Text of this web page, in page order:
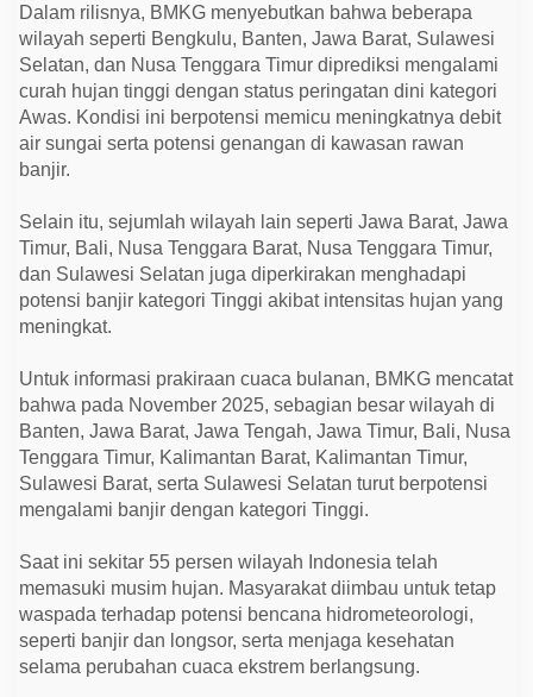
a
n
P
o
t
e
n
s
i
j
i
d
i
u
m
l
h
W
i
l
a
h
I
n
d
o
e
Dalam rilisnya, BMKG menyebutkan bahwa beberapa
wilayah seperti Bengkulu, Banten, Jawa Barat, Sulawesi
Selatan, dan Nusa Tenggara Timur diprediksi mengalami
curah hujan tinggi dengan status peringatan dini kategori
Awas. Kondisi ini berpotensi memicu meningkatnya debit
air sungai serta potensi genangan di kawasan rawan
banjir.
Selain itu, sejumlah wilayah lain seperti Jawa Barat, Jawa
Timur, Bali, Nusa Tenggara Barat, Nusa Tenggara Timur,
dan Sulawesi Selatan juga diperkirakan menghadapi
potensi banjir kategori Tinggi akibat intensitas hujan yang
meningkat.
Untuk informasi prakiraan cuaca bulanan, BMKG mencatat
bahwa pada November 2025, sebagian besar wilayah di
Banten, Jawa Barat, Jawa Tengah, Jawa Timur, Bali, Nusa
Tenggara Timur, Kalimantan Barat, Kalimantan Timur,
Sulawesi Barat, serta Sulawesi Selatan turut berpotensi
mengalami banjir dengan kategori Tinggi.
Saat ini sekitar 55 persen wilayah Indonesia telah
memasuki musim hujan. Masyarakat diimbau untuk tetap
waspada terhadap potensi bencana hidrometeorologi,
seperti banjir dan longsor, serta menjaga kesehatan
selama perubahan cuaca ekstrem berlangsung.